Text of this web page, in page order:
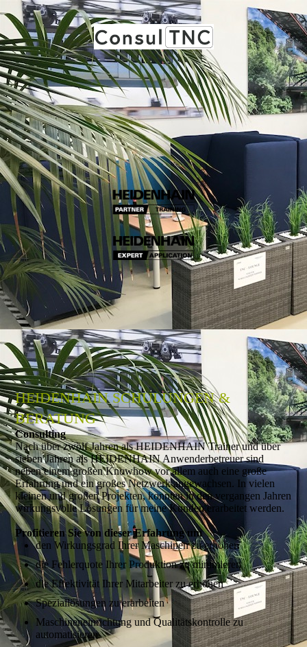
HEIDENHAIN SCHULUNGEN &
BERATUNG
Consulting
Nach über zwölf Jahren als HEIDENHAIN Trainer und über
sieben Jahren als HEIDENHAIN Anwenderbetreuer sind
neben einem großen Knowhow vor allem auch eine große
Erfahrung und ein großes Netzwerk ange­wach­sen. In vielen
kleinen und großen Projekten, konnten in den vergangen Jahren
wirkungsvolle Lösungen für meine Kunden erarbeitet werden.
Profitieren Sie von dieser Erfahrung um
den Wirkungsgrad Ihrer Maschinen zu erhöhen
die Fehlerquote Ihrer Produktion zu minimieren
die Effektivität Ihrer Mitarbeiter zu erhöhen
Speziallösungen zu erarbeiten
Maschineneinrichtung und Qualitätskontrolle zu
automatisieren